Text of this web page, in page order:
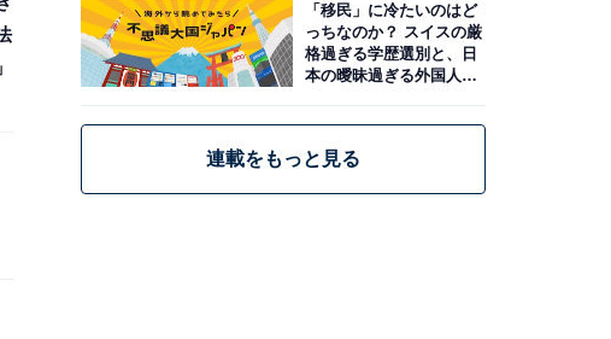
「移民」に冷たいのはど
っちなのか？ スイスの厳
格過ぎる学歴選別と、日
本の曖昧過ぎる外国人政
連載をもっと見る